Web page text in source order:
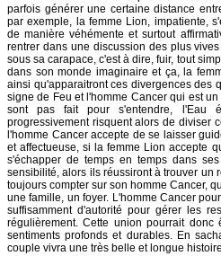
parfois générer une certaine distance
par exemple, la femme Lion, impatiente,
de manière véhémente et surtout
rentrer dans une discussion des plus
sous sa carapace, c'est à dire, fuir, tout
dans son monde imaginaire et ça, la
ainsi qu'apparaitront ces divergences des
signe de Feu et l'homme Cancer qui est
sont pas fait pour s'entendre, l'Eau
progressivement risquent alors de diviser
l'homme Cancer accepte de se laisser
et affectueuse, si la femme Lion accepte
s'échapper de temps en temps dans
sensibilité, alors ils réussiront à trouver un
toujours compter sur son homme Cancer,
une famille, un foyer. L'homme Cancer
suffisamment d'autorité pour gérer les
régulièrement. Cette union pourrait donc
sentiments profonds et durables. En
couple vivra une très belle et longue